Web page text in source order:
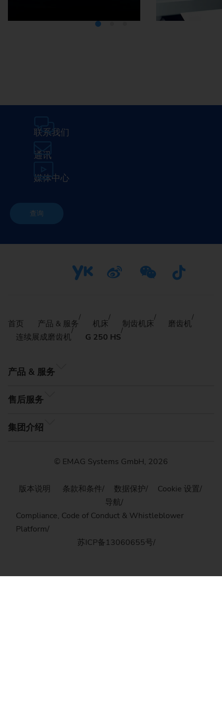
联系我们
通讯
媒体中心
查询
首页 产品 & 服务 机床 制齿机床
磨齿机
连续展成磨齿机
G 250 HS
产品 & 服务
售后服务
集团介绍
© EMAG Systems GmbH, 2026
版本说明 条款和条件 数据保护
Cookie 设置
导航
Compliance, Code of Conduct & Whistleblower
Platform
苏ICP备13060655号